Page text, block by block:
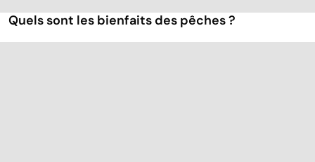
Quels sont les bienfaits des pêches ?